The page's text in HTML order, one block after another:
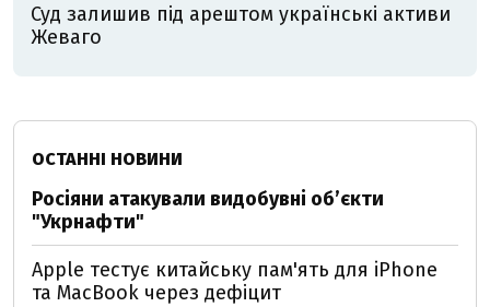
Суд залишив під арештом українські активи
Жеваго
ОСТАННІ НОВИНИ
Росіяни атакували видобувні обʼєкти
"Укрнафти"
Apple тестує китайську пам'ять для iPhone
та MacBook через дефіцит